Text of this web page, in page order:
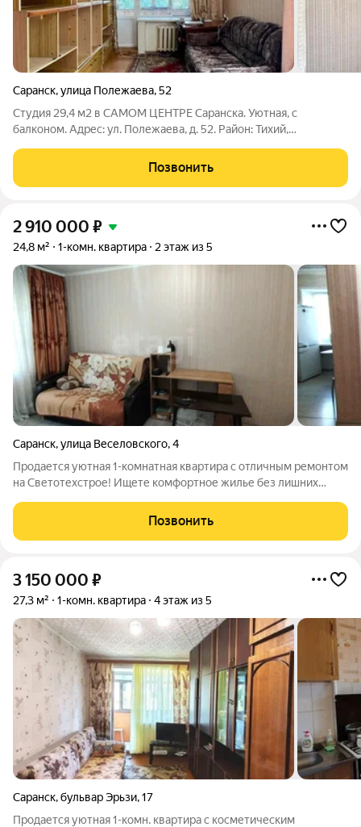
Саранск,улица Полежаева,52
Студия 29,4 м2 в САМОМ ЦЕНТРЕ Саранска. Уютная, с
балконом. Адрес: ул. Полежаева, д. 52. Район: Тихий,
доступности: Лицей №4, детсад №14, центральный корпус
МГУ, «Огарёв-Арена», РДК,
Позвонить
2 910 000 ₽
24,8 м² 1-комн. квартира 2 этаж из 5
Саранск,улица Веселовского,4
Продается уютная 1-комнатная квартира с отличным ремонтом
на Светотехстрое! Ищете комфортное жилье без лишних
этаже 5-этажного кирпичного дома идеальный вариант для
Позвонить
3 150 000 ₽
27,3 м² 1-комн. квартира 4 этаж из 5
Саранск,бульвар Эрьзи,17
Продается уютная 1-комн. квартира с косметическим